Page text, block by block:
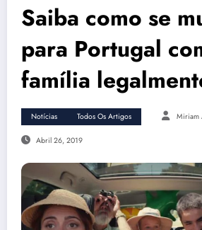
Saiba como se
para Portugal
família
Notícias Todos Os Artigos Miriam
Abril 26, 2019